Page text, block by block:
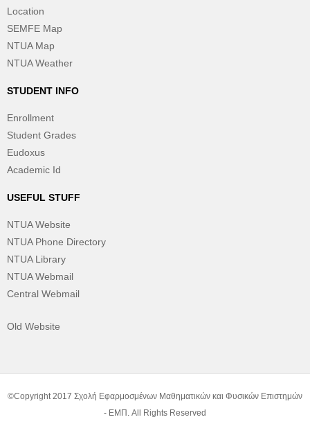
Location
SEMFE Map
NTUA Map
NTUA Weather
STUDENT INFO
Enrollment
Student Grades
Eudoxus
Academic Id
USEFUL STUFF
NTUA Website
NTUA Phone Directory
NTUA Library
NTUA Webmail
Central Webmail
Old Website
©Copyright 2017 Σχολή Εφαρμοσμένων Μαθηματικών και Φυσικών Επιστημών
- ΕΜΠ. All Rights Reserved